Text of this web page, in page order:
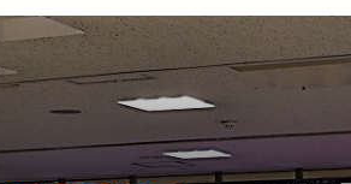
・定期券
ひばりヶ丘 入間市
ら探す
川越
入間・狭山
ら探す
・快
安全を守るために
未来へ進む新宿線
サステナビリティアクション
西武グループの沿線施設